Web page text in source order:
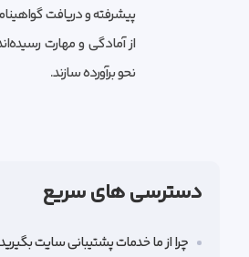
پیشرفته و دریافت
از آمادگی و مهارت
نحو برآورده سازند.
دسترسی های سریع
چرا از ما خدمات پشتیبانی سایت